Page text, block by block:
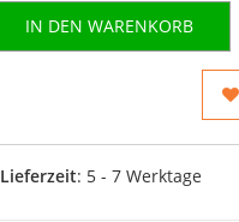
IN DEN WARENKORB
Lieferzeit: 5 - 7 Werktage